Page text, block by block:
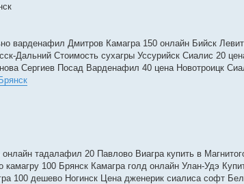
варденафил Дмитров Камагра 150 онлайн Бийск
Дальний Стоимость сухагры Уссурийск Сиалис 20
Сергиев Посад Варденафил 40 цена Новотроицк
тадалафил 20 Павлово Виагра купить в
камагру 100 Брянск Камагра голд онлайн Улан-Удэ
100 дешево Ногинск Цена дженерик сиалиса софт